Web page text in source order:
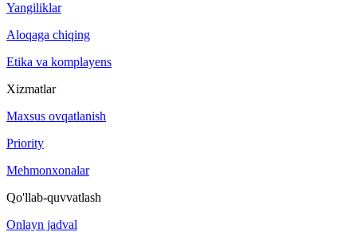
Yangiliklar
Aloqaga chiqing
Etika va komplayens
Xizmatlar
Maxsus ovqatlanish
Priority
Mehmonxonalar
Qo'llab-quvvatlash
Onlayn jadval